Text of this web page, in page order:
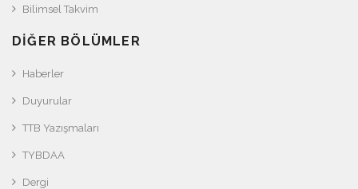
Bilimsel Takvim
DIĞER BÖLÜMLER
Haberler
Duyurular
TTB Yazışmaları
TYBDAA
Dergi